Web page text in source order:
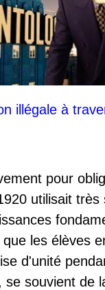
illégale à
pour
utilisait
les élèves
d'unité
souvient